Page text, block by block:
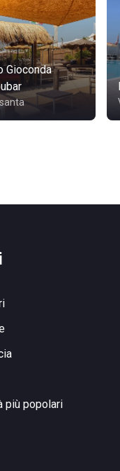
Gioconda
più popolari